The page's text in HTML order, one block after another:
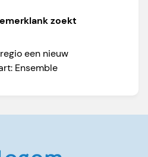
zoekt
een nieuw
Ensemble